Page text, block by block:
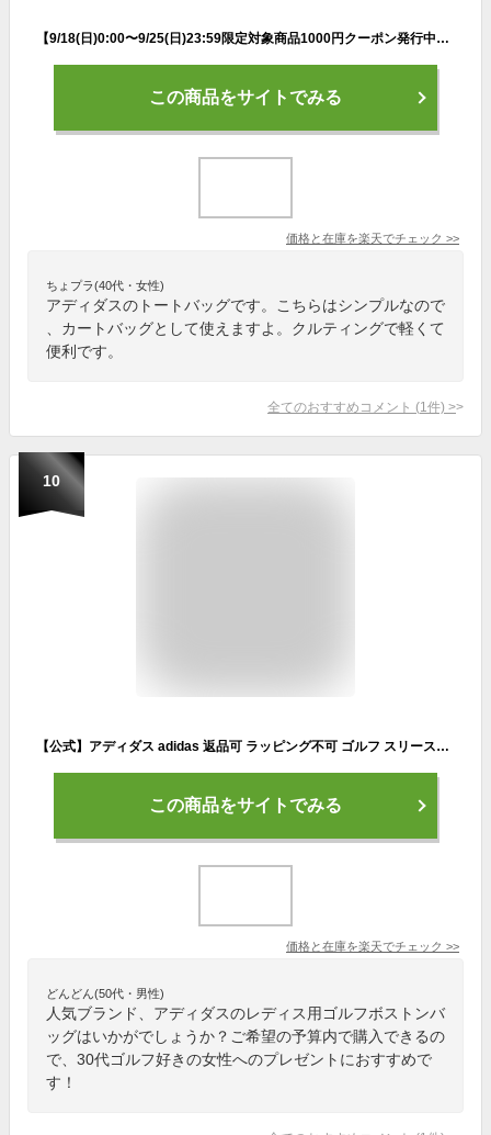
【9/18(日)0:00〜9/25(日)23:59限定対象商品1000円クーポン発行中】アディダス トートバッグ レディース 軽量 キルティングトートバッグ HG5574 DC210 adidas
この商品をサイトでみる
価格と在庫を楽天でチェック >>
ちょプラ(40代・女性)
アディダスのトートバッグです。こちらはシンプルなので
、カートバッグとして使えますよ。クルティングで軽くて
便利です。
全てのおすすめコメント (1 件) >
10
【公式】アディダス adidas 返品可 ラッピング不可 ゴルフ スリーストライプ ボストンバッグ レディース アクセサリー バッグ・カバン スポーツバッグ 白 ホワイト HG5575 ボストンバッグ
この商品をサイトでみる
価格と在庫を楽天でチェック >>
どんどん(50代・男性)
人気ブランド、アディダスのレディス用ゴルフボストンバ
ッグはいかがでしょうか？ご希望の予算内で購入できるの
で、30代ゴルフ好きの女性へのプレゼントにおすすめで
す！